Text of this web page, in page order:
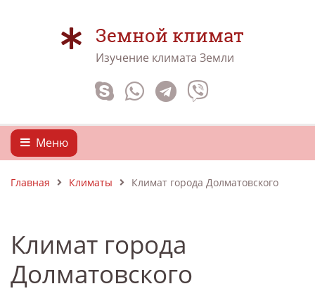
Земной климат
Изучение климата Земли
Меню
Главная Климаты Климат города Долматовского
Климат города
Долматовского